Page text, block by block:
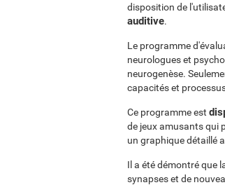
disposition de
auditive.
Le programme
neurologues et
neurogenèse.
capacités et
Ce programme est
de jeux amusants qui
un graphique détaillé
Il a été démontré que
synapses et de